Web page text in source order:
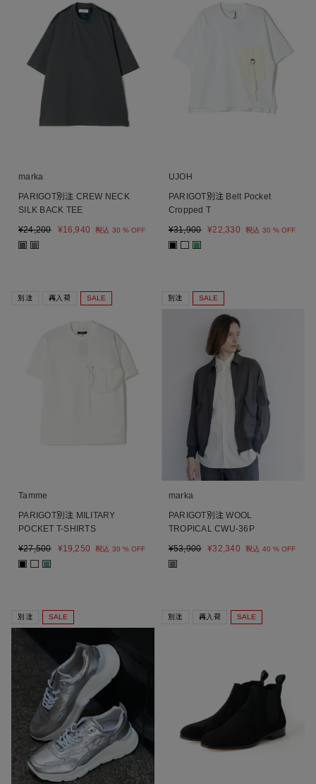
marka
PARIGOT別注 CREW NECK
SILK BACK TEE
¥24,200 ¥16,940 税込 30 % OFF
■ ■
UJOH
PARIGOT別注 Belt Pocket
Cropped T
¥31,900 ¥22,330 税込 30 % OFF
■ ■
別注 再入荷 SALE
Tamme
PARIGOT別注 MILITARY
POCKET T-SHIRTS
¥27,500 ¥19,250 税込 30 % OFF
■ ■
別注 SALE
marka
PARIGOT別注 WOOL
TROPICAL CWU-36P
¥53,900 ¥32,340 税込 40 % OFF
■
別注 SALE 別注 再入荷 SALE